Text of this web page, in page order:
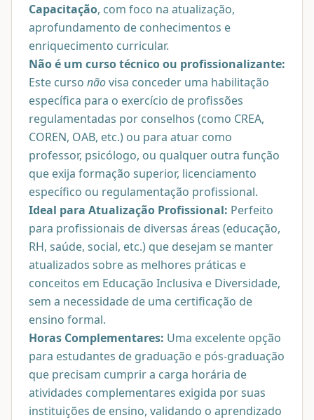
Capacitação, com foco na atualização,
aprofundamento de conhecimentos e
enriquecimento curricular.
Não é um curso técnico ou profissionalizante:
Este curso nãovisa conceder uma habilitação
específica para o exercício de profissões
regulamentadas por conselhos (como CREA,
COREN, OAB, etc.) ou para atuar como
professor, psicólogo, ou qualquer outra função
que exija formação superior, licenciamento
específico ou regulamentação profissional.
Ideal para Atualização Profissional: Perfeito
para profissionais de diversas áreas (educação,
RH, saúde, social, etc.) que desejam se manter
atualizados sobre as melhores práticas e
conceitos em Educação Inclusiva e Diversidade,
sem a necessidade de uma certificação de
ensino formal.
Horas Complementares: Uma excelente opção
para estudantes de graduação e pós-graduação
que precisam cumprir a carga horária de
atividades complementares exigida por suas
instituições de ensino, validando o aprendizado